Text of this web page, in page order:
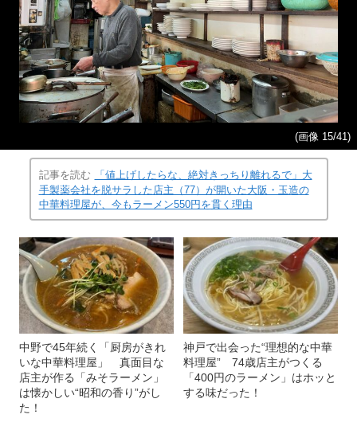
(画像 15/41)
記事を読む
「値上げしたらな、絶対きっちり離れるで」大
手製薬会社を脱サラした店主（77）が開いた大阪・玉造の
中華料理屋が、今もラーメン550円を貫く理由
中野で45年続く「厨房がきれ
いな中華料理屋」 真面目な
店主が作る「みそラーメン」
は懐かしい“昭和の香り”がし
た！
神戸で出会った“理想的な中華
料理屋” 74歳店主がつくる
「400円のラーメン」はホッと
する味だった！